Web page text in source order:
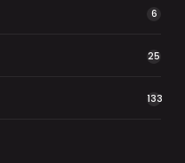
6
25
133